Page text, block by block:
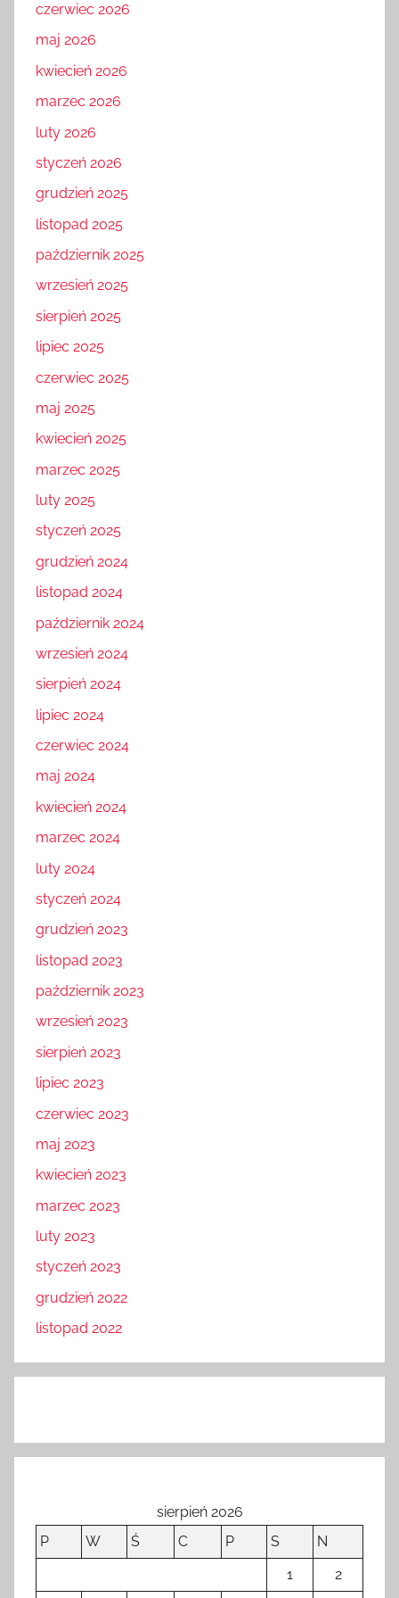
czerwiec 2026
maj 2026
kwiecień 2026
marzec 2026
luty 2026
styczeń 2026
grudzień 2025
listopad 2025
październik 2025
wrzesień 2025
sierpień 2025
lipiec 2025
czerwiec 2025
maj 2025
kwiecień 2025
marzec 2025
luty 2025
styczeń 2025
grudzień 2024
listopad 2024
październik 2024
wrzesień 2024
sierpień 2024
lipiec 2024
czerwiec 2024
maj 2024
kwiecień 2024
marzec 2024
luty 2024
styczeń 2024
grudzień 2023
listopad 2023
październik 2023
wrzesień 2023
sierpień 2023
lipiec 2023
czerwiec 2023
maj 2023
kwiecień 2023
marzec 2023
luty 2023
styczeń 2023
grudzień 2022
listopad 2022
sierpień 2026
P
W Ś C P S
N
1
2